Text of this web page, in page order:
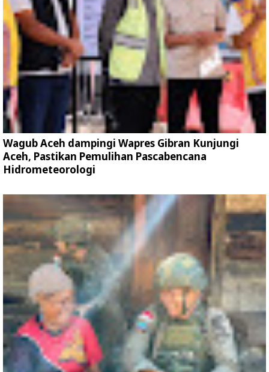
Wagub Aceh dampingi Wapres Gibran Kunjungi
Aceh, Pastikan Pemulihan Pascabencana
Hidrometeorologi